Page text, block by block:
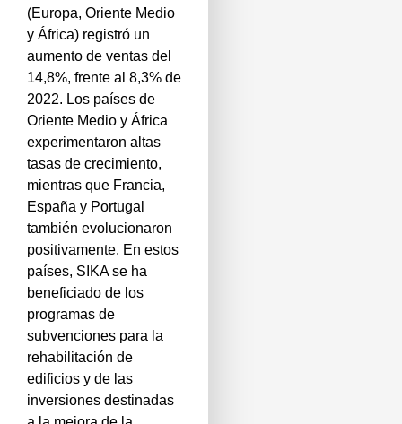
(Europa, Oriente Medio
y África) registró un
aumento de ventas del
14,8%, frente al 8,3% de
2022. Los países de
Oriente Medio y África
experimentaron altas
tasas de crecimiento,
mientras que Francia,
España y Portugal
también evolucionaron
positivamente. En estos
países, SIKA se ha
beneficiado de los
programas de
subvenciones para la
rehabilitación de
edificios y de las
inversiones destinadas